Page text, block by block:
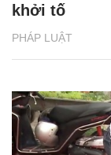
PHÁP LUẬT
khởi tố